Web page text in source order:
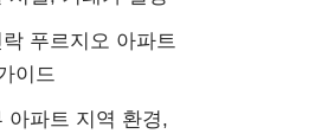
푸르지오 아파트
이드
아파트 지역 환경,